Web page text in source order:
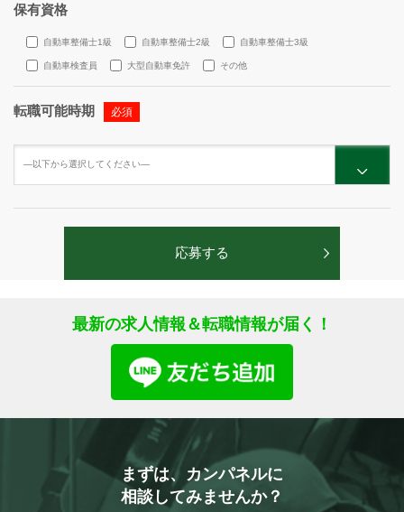
保有資格
自動車整備士1級 自動車整備士2級 自動車整備士3級
自動車検査員 大型自動車免許 その他
転職可能時期 必須
最新の求人情報＆転職情報が届く！
まずは、カンパネルに
相談してみませんか？